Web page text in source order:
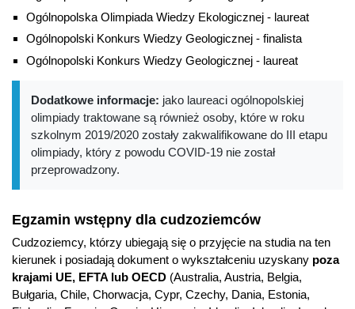
Ogólnopolska Olimpiada Wiedzy Ekologicznej - laureat
Ogólnopolski Konkurs Wiedzy Geologicznej - finalista
Ogólnopolski Konkurs Wiedzy Geologicznej - laureat
Dodatkowe informacje: jako laureaci ogólnopolskiej
olimpiady traktowane są również osoby, które w roku
szkolnym 2019/2020 zostały zakwalifikowane do III etapu
olimpiady, który z powodu COVID-19 nie został
przeprowadzony.
Egzamin wstępny dla cudzoziemców
Cudzoziemcy, którzy ubiegają się o przyjęcie na studia na ten
kierunek i posiadają dokument o wykształceniu uzyskany poza
krajami UE, EFTA lub OECD (Australia, Austria, Belgia,
Bułgaria, Chile, Chorwacja, Cypr, Czechy, Dania, Estonia,